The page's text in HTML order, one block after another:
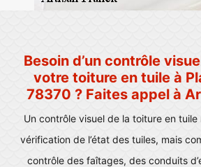
Besoin d’un contrôle
votre toiture en tuile à
78370 ? Faites appel à
Un contrôle visuel de la toiture en tuile
vérification de l’état des tuiles, mais
contrôle des faîtages, des conduits